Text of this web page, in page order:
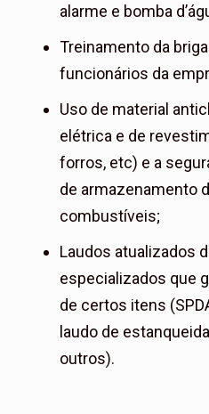
alarme e bomba
Treinamento da
funcionários da
​Uso de material
elétrica e de
forros, etc) e a
de armazenamento
combustíveis;
Laudos atualizados
especializados que
de certos itens
laudo de
outros).